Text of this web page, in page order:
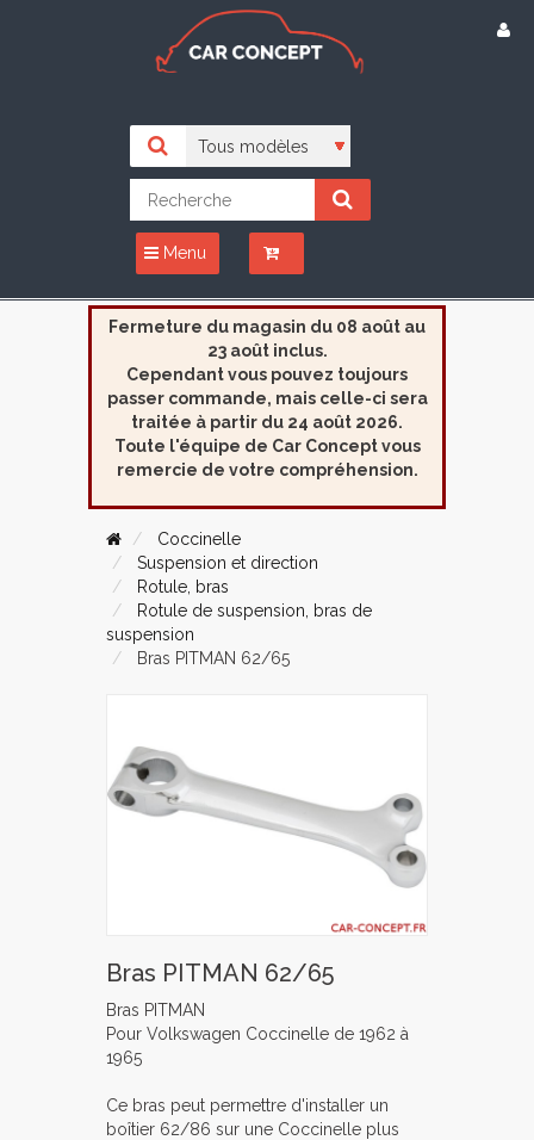
Menu
Fermeture du magasin du 08 août au
23 août inclus.
Cependant vous pouvez toujours
passer commande, mais celle-ci sera
traitée à partir du 24 août 2026.
Toute l'équipe de Car Concept vous
remercie de votre compréhension.
Coccinelle
Suspension et direction
Rotule, bras
Rotule de suspension, bras de
suspension
Bras PITMAN 62/65
Bras PITMAN 62/65
Bras PITMAN
Pour Volkswagen Coccinelle de 1962 à
1965
Ce bras peut permettre d'installer un
boîtier 62/86 sur une Coccinelle plus